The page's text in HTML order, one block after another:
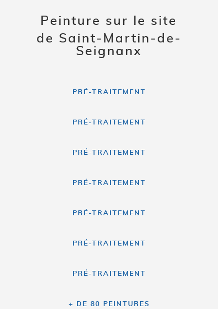
Peinture sur le site
de Saint-Martin-de-
Seignanx
PRÉ-TRAITEMENT
PRÉ-TRAITEMENT
PRÉ-TRAITEMENT
PRÉ-TRAITEMENT
PRÉ-TRAITEMENT
PRÉ-TRAITEMENT
PRÉ-TRAITEMENT
+ DE 80 PEINTURES